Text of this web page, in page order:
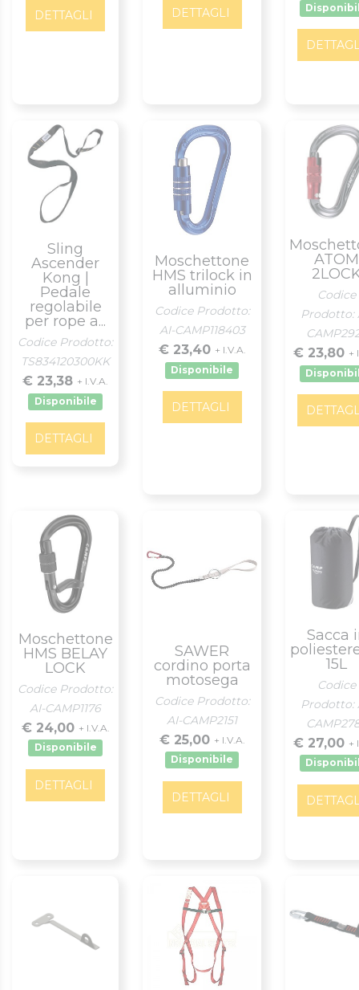
DETTAGLI DETTAGLI
Sling
Ascender
Kong |
Pedale
regolabile
per rope a...
Codice Prodotto:
TS834120300KK
€ 23,38 + I.V.A.
Disponibile
DETTAGLI
Moschettone
HMS trilock in
alluminio
Codice Prodotto:
AI-CAMP118403
€ 23,40 + I.V.A.
Disponibile
DETTAGLI
ATOM
Codice
Prodotto:
€ 23,80 +
Moschettone
HMS BELAY
LOCK
Codice Prodotto:
AI-CAMP1176
€ 24,00 + I.V.A.
Disponibile
DETTAGLI
SAWER
cordino porta
motosega
Codice Prodotto:
AI-CAMP2151
€ 25,00 + I.V.A.
Disponibile
DETTAGLI
Sacca
15L
Codice
Prodotto:
€ 27,00 +